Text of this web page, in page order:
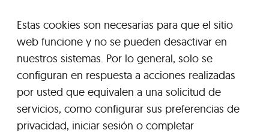
Estas cookies son necesarias para que el sitio
web funcione y no se pueden desactivar en
nuestros sistemas. Por lo general, solo se
configuran en respuesta a acciones realizadas
por usted que equivalen a una solicitud de
servicios, como configurar sus preferencias de
privacidad, iniciar sesión o completar